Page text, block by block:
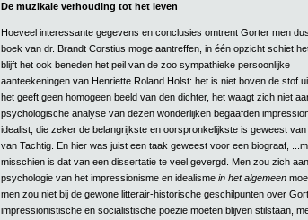
De muzikale verhouding tot het leven
Hoeveel interessante gegevens en conclusies omtrent Gorter men
boek van dr. Brandt Corstius moge aantreffen, in één opzicht schiet
blijft het ook beneden het peil van de zoo sympathieke persoonlijke
aanteekeningen van Henriette Roland Holst: het is niet boven de stof
het geeft geen homogeen beeld van den dichter, het waagt zich niet
psychologische analyse van dezen wonderlijken begaafden
idealist, die zeker de belangrijkste en oorspronkelijkste is geweest van
van Tachtig. En hier was juist een taak geweest voor een biograaf,
misschien is dat van een dissertatie te veel gevergd. Men zou zich
psychologie van het impressionisme en idealisme in het algemeen
men zou niet bij de gewone litterair-historische geschilpunten over
impressionistische en socialistische poëzie moeten blijven stilstaan,